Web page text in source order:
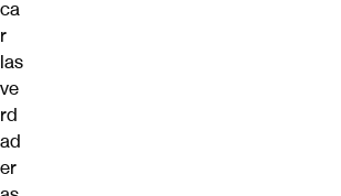
ca
r
las
ve
rd
ad
er